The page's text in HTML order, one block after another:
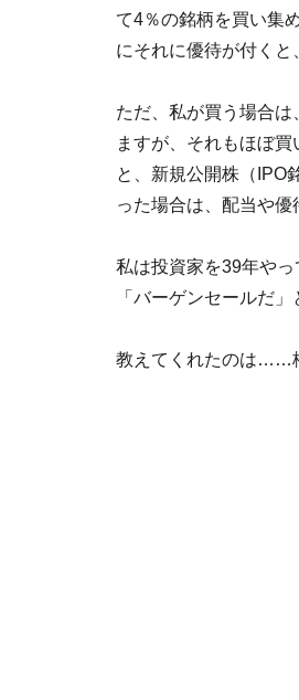
て4％の銘柄を買い集
にそれに優待が付くと
ただ、私が買う場合
ますが、それもほぼ
と、新規公開株（IPO
った場合は、配当や優
私は投資家を39年や
「バーゲンセールだ
教えてくれたのは……